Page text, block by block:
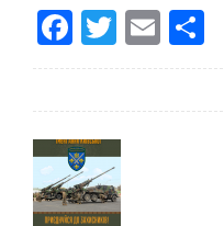
Fa
ce
o
o
k
T
wi
er
E
m h